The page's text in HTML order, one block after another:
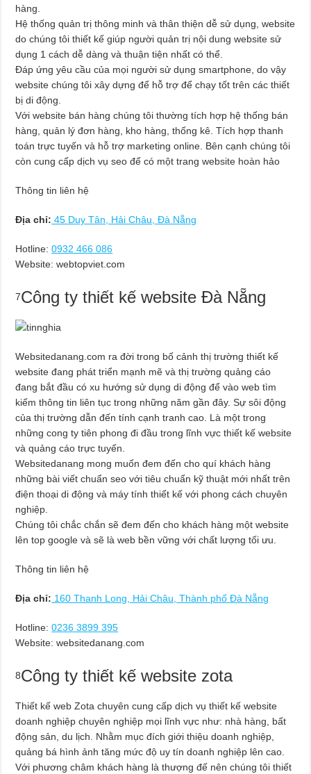
hàng.
Hệ thống quản trị thông minh và thân thiện dễ sử dụng, website
do chúng tôi thiết kế giúp người quản trị nội dung website sử
dụng 1 cách dễ dàng và thuận tiện nhất có thể.
Đáp ứng yêu cầu của mọi người sử dụng smartphone, do vậy
website chúng tôi xây dựng để hỗ trợ để chạy tốt trên các thiết
bị di động.
Với website bán hàng chúng tôi thường tích hợp hệ thống bán
hàng, quản lý đơn hàng, kho hàng, thống kê. Tích hợp thanh
toán trực tuyến và hỗ trợ marketing online. Bên cạnh chúng tôi
còn cung cấp dịch vụ seo để có một trang website hoàn hảo
Thông tin liên hệ
Địa chỉ: 45 Duy Tân, Hải Châu, Đà Nẵng
Hotline: 0932 466 086
Website: webtopviet.com
7Công ty thiết kế website Đà Nẵng
Websitedanang.com ra đời trong bố cảnh thị trường thiết kế
website đang phát triển mạnh mẽ và thị trường quảng cáo
đang bắt đầu có xu hướng sử dụng di động để vào web tìm
kiếm thông tin liên tục trong những năm gần đây. Sự sôi động
của thị trường dẫn đến tính cạnh tranh cao. Là một trong
những cong ty tiên phong đi đầu trong lĩnh vực thiết kế website
và quảng cáo trực tuyến.
Websitedanang mong muốn đem đến cho quí khách hàng
những bài viết chuẩn seo với tiêu chuẩn kỹ thuật mới nhất trên
điện thoại di động và máy tính thiết kế với phong cách chuyên
nghiệp.
Chúng tôi chắc chắn sẽ đem đến cho khách hàng một website
lên top google và sẽ là web bền vững với chất lượng tối ưu.
Thông tin liên hệ
Địa chỉ: 160 Thanh Long, Hải Châu, Thành phố Đà Nẵng
Hotline: 0236 3899 395
Website: websitedanang.com
8Công ty thiết kế website zota
Thiết kế web Zota chuyên cung cấp dịch vụ thiết kế website
doanh nghiệp chuyên nghiệp mọi lĩnh vực như: nhà hàng, bất
động sản, du lịch. Nhằm mục đích giới thiệu doanh nghiệp,
quảng bá hình ảnh tăng mức độ uy tín doanh nghiệp lên cao.
Với phương châm khách hàng là thượng đế nên chúng tôi thiết